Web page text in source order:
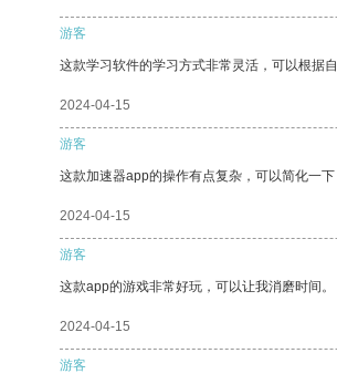
游客
这款学习软件的学习方式非常灵活，可以根据
2024-04-15
游客
这款加速器app的操作有点复杂，可以简化一下
2024-04-15
游客
这款app的游戏非常好玩，可以让我消磨时间。
2024-04-15
游客